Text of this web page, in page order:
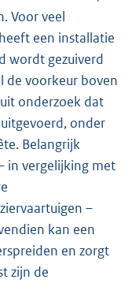
Voor veel
een installatie
wordt gezuiverd
de voorkeur boven
onderzoek dat
onder
Belangrijk
in vergelijking met
–
kan een
en zorgt
zijn de